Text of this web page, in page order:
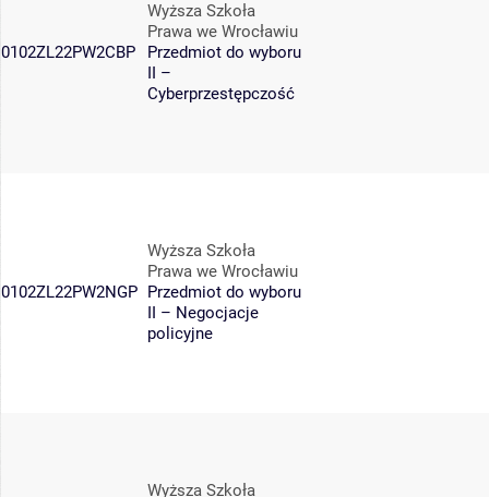
0102ZL22PW2CBP
Wyższa Szkoła
Prawa we Wrocławiu
Przedmiot do wyboru
II –
Cyberprzestępczość
0102ZL22PW2NGP
Wyższa Szkoła
Prawa we Wrocławiu
Przedmiot do wyboru
II – Negocjacje
policyjne
Wyższa Szkoła